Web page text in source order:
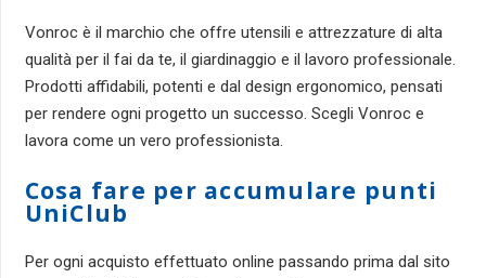
Vonroc è il marchio che offre utensili e attrezzature di alta
qualità per il fai da te, il giardinaggio e il lavoro professionale.
Prodotti affidabili, potenti e dal design ergonomico, pensati
per rendere ogni progetto un successo. Scegli Vonroc e
lavora come un vero professionista.
Cosa fare per accumulare punti
UniClub
Per ogni acquisto effettuato online passando prima dal sito